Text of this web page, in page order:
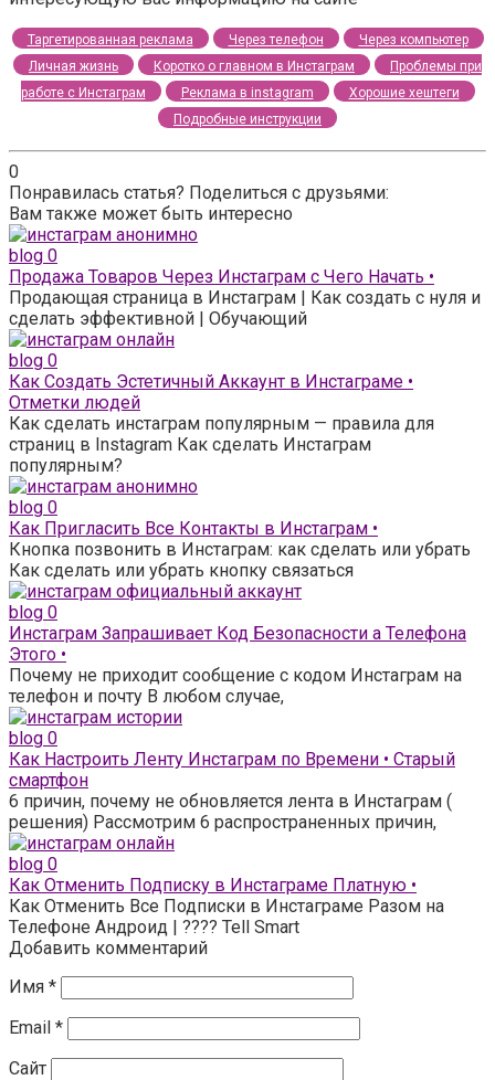
Таргетированная реклама Через телефон
Через компьютер
Личная жизнь
Коротко о главном в Инстаграм
Проблемы при
работе с Инстаграм
Реклама в instagram
Хорошие хештеги
Подробные инструкции
0
Понравилась статья? Поделиться с друзьями:
Вам также может быть интересно
blog 0
Продажа Товаров Через Инстаграм с Чего Начать •
Продающая страница в Инстаграм | Как создать с нуля и
сделать эффективной | Обучающий
blog 0
Как Создать Эстетичный Аккаунт в Инстаграме •
Отметки людей
Как сделать инстаграм популярным — правила для
страниц в Instagram Как сделать Инстаграм
популярным?
blog 0
Как Пригласить Все Контакты в Инстаграм •
Кнопка позвонить в Инстаграм: как сделать или убрать
Как сделать или убрать кнопку связаться
blog 0
Инстаграм Запрашивает Код Безопасности а Телефона
Этого •
Почему не приходит сообщение с кодом Инстаграм на
телефон и почту В любом случае,
blog 0
Как Настроить Ленту Инстаграм по Времени • Старый
смартфон
6 причин, почему не обновляется лента в Инстаграм (
решения) Рассмотрим 6 распространенных причин,
blog 0
Как Отменить Подписку в Инстаграме Платную •
Как Отменить Все Подписки в Инстаграме Разом на
Телефоне Андроид | ???? Tell Smart
Добавить комментарий
Имя *
Email *
Сайт